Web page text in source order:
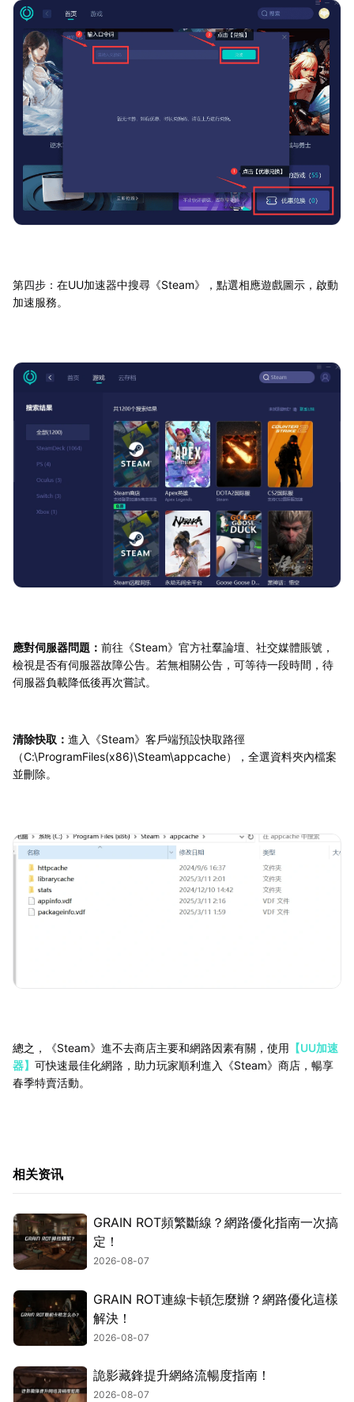
第四步：在UU加速器中搜尋《Steam》，點選相應遊戲圖示，啟動
加速服務。
應對伺服器問題： 前往《Steam》官方社羣論壇、社交媒體賬號，
檢視是否有伺服器故障公告。若無相關公告，可等待一段時間，待
伺服器負載降低後再次嘗試。
清除快取： 進入《Steam》客戶端預設快取路徑
（C:\ProgramFiles(x86)\Steam\appcache），全選資料夾內檔案
並刪除。
總之，《Steam》進不去商店主要和網路因素有關，使用 【UU加速
器】 可快速最佳化網路，助力玩家順利進入《Steam》商店，暢享
春季特賣活動。
相关资讯
GRAIN ROT頻繁斷線？網路優化指南一次搞
定！
2026-08-07
GRAIN ROT連線卡頓怎麼辦？網路優化這樣
解決！
2026-08-07
詭影藏鋒提升網絡流暢度指南！
2026-08-07